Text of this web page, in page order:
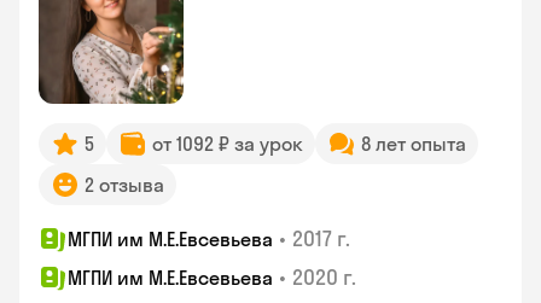
5 от 1092 ₽ за урок
8 лет опыта
2 отзыва
МГПИ им М.Е.Евсевьева • 2017 г.
МГПИ им М.Е.Евсевьева • 2020 г.